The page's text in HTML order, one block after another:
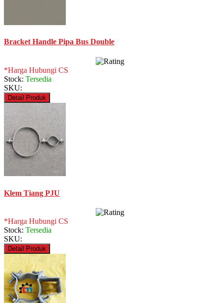
Bracket Handle Pipa Bus Double
*Harga Hubungi CS
Stock: Tersedia
SKU:
Detail Produk
Klem Tiang PJU
*Harga Hubungi CS
Stock: Tersedia
SKU:
Detail Produk